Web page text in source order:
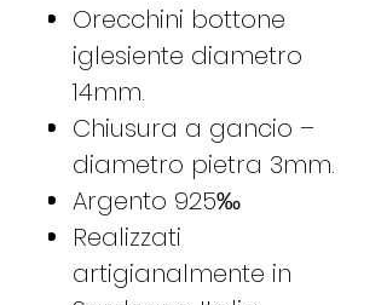
Orecchini bottone
iglesiente diametro
14mm.
Chiusura a gancio –
diametro pietra 3mm.
Argento 925‰
Realizzati
artigianalmente in